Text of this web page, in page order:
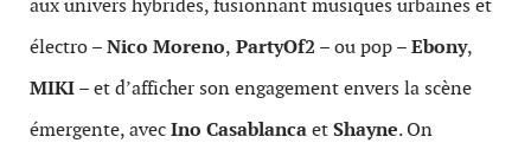
aux univers hybrides, fusionnant musiques urbaines et
électro –Nico Moreno, PartyOf2 – ou pop –Ebony,
MIKI– et d’afficher son engagement envers la scène
émergente, avecIno CasablancaetShayne. On